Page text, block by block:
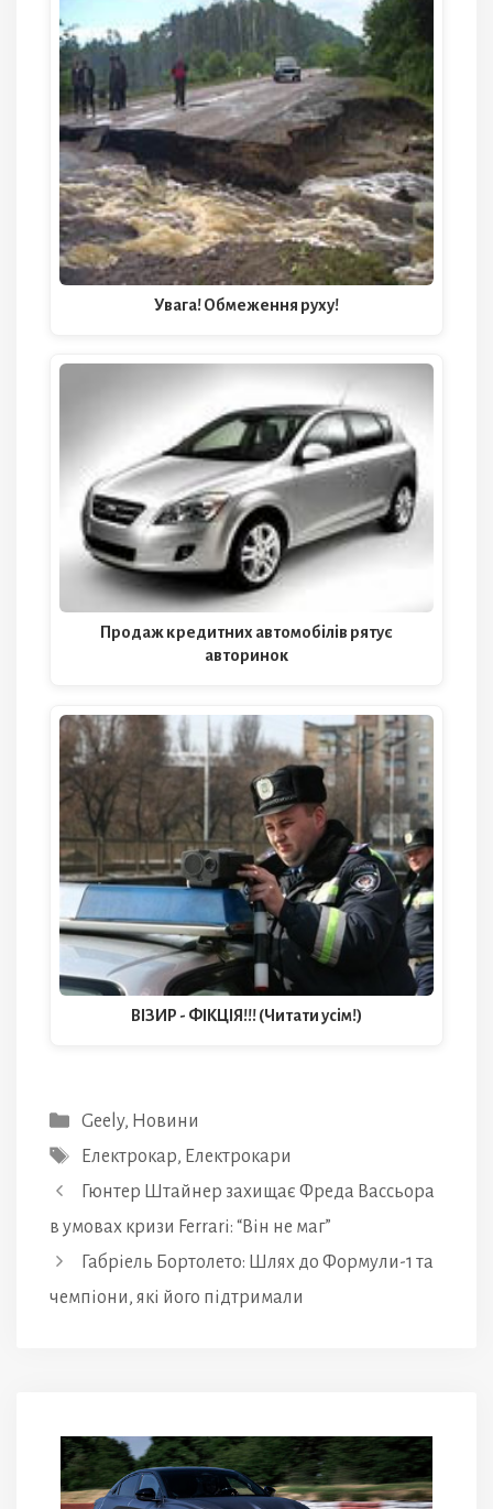
Увага! Обмеження руху!
Продаж кредитних автомобілів рятує
авторинок
ВІЗИР - ФІКЦІЯ!!! (Читати усім!)
Категорії
Geely, Новини
Позначки
Електрокар, Електрокари
Гюнтер Штайнер захищає Фреда Вассьора
в умовах кризи Ferrari: “Він не маг”
Габріель Бортолето: Шлях до Формули-1 та
чемпіони, які його підтримали